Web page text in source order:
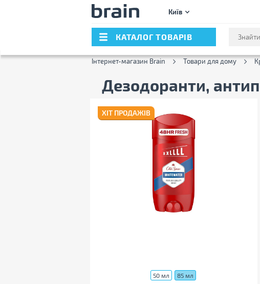
Київ
КАТАЛОГ ТОВАРІВ
Інтернет-магазин Brain Товари для дому
Дезодоранти,
ХІТ ПРОДАЖІВ
50 мл 85 мл